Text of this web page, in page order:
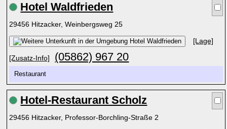
Hotel Waldfrieden
29456 Hitzacker, Weinbergsweg 25
[Lage]
[Zusatz-Info] (05862) 967 20
Restaurant
Hotel-Restaurant Scholz
29456 Hitzacker, Professor-Borchling-Straße 2